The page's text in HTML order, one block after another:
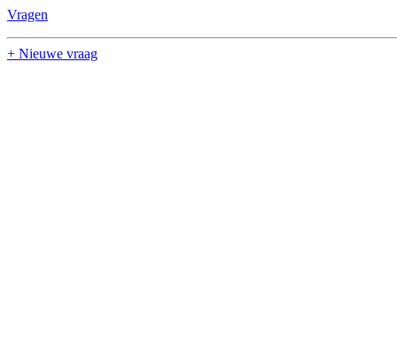
Vragen
+ Nieuwe vraag